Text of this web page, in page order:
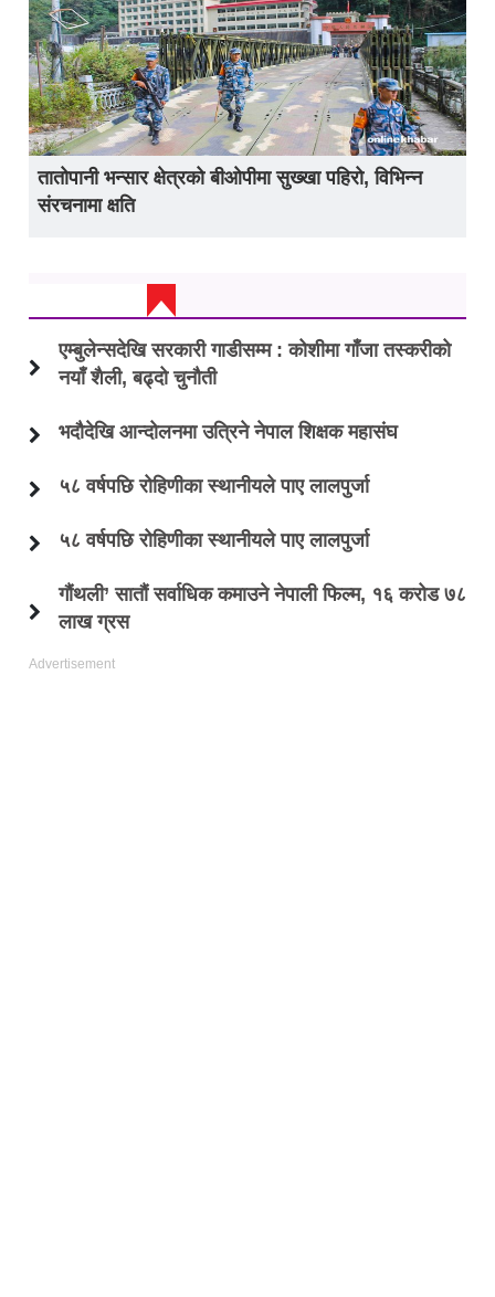
तातोपानी भन्सार क्षेत्रको बीओपीमा सुख्खा पहिरो, विभिन्न
संरचनामा क्षति
एम्बुलेन्सदेखि सरकारी गाडीसम्म : कोशीमा गाँजा तस्करीको
नयाँ शैली, बढ्दो चुनौती
भदौदेखि आन्दोलनमा उत्रिने नेपाल शिक्षक महासंघ
५८ वर्षपछि रोहिणीका स्थानीयले पाए लालपुर्जा
५८ वर्षपछि रोहिणीका स्थानीयले पाए लालपुर्जा
गौंथली’ सातौं सर्वाधिक कमाउने नेपाली फिल्म, १६ करोड ७८
लाख ग्रस